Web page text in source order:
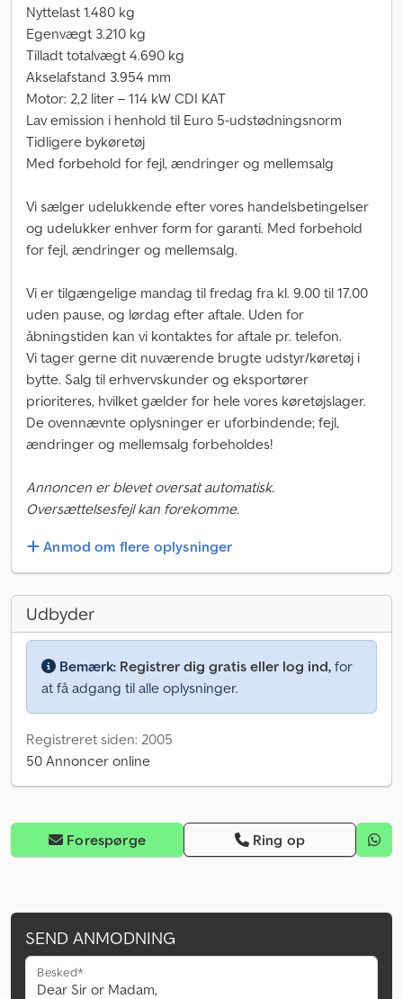
Nyttelast 1.480 kg
Egenvægt 3.210 kg
Tilladt totalvægt 4.690 kg
Akselafstand 3.954 mm
Motor: 2,2 liter – 114 kW CDI KAT
Lav emission i henhold til Euro 5-udstødningsnorm
Tidligere bykøretøj
Med forbehold for fejl, ændringer og mellemsalg
Vi sælger udelukkende efter vores handelsbetingelser
og udelukker enhver form for garanti. Med forbehold
for fejl, ændringer og mellemsalg.
Vi er tilgængelige mandag til fredag fra kl. 9.00 til 17.00
uden pause, og lørdag efter aftale. Uden for
åbningstiden kan vi kontaktes for aftale pr. telefon.
Vi tager gerne dit nuværende brugte udstyr/køretøj i
bytte. Salg til erhvervskunder og eksportører
prioriteres, hvilket gælder for hele vores køretøjslager.
De ovennævnte oplysninger er uforbindende; fejl,
ændringer og mellemsalg forbeholdes!
Annoncen er blevet oversat automatisk.
Oversættelsesfejl kan forekomme.
Anmod om flere oplysninger
Udbyder
Bemærk: Registrer dig gratis eller log ind, for
at få adgang til alle oplysninger.
Registreret siden: 2005
50 Annoncer online
Forespørge Ring op
SEND ANMODNING
Besked*